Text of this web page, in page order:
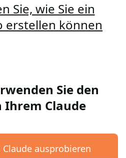
Sie, wie Sie ein
erstellen können
Sie den
Ihrem Claude
ausprobieren